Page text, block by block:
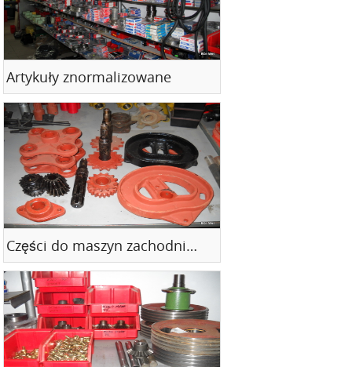
Artykuły znormalizowane
Części do maszyn zachodnich